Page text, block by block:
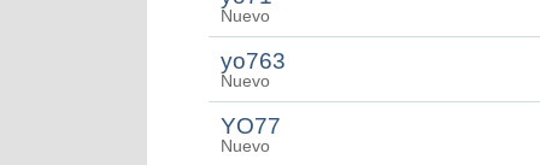
Nuevo
yo763
Nuevo
YO77
Nuevo